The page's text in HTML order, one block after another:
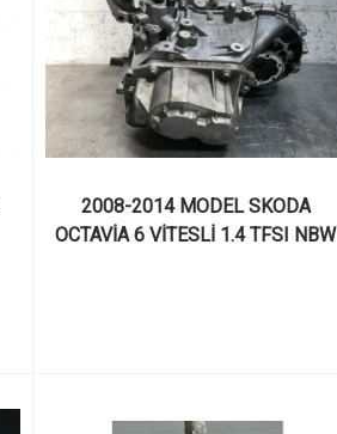
2008-2014 MODEL SKODA
OCTAVİA 6 VİTESLİ 1.4 TFSI NBW